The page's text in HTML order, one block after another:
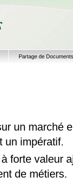
Partage de Documents
un marché
un impératif.
forte valeur
de métiers.